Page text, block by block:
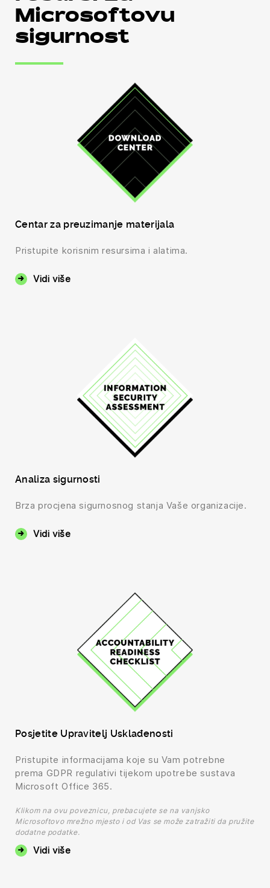
Microsoftovu
sigurnost
Centar za preuzimanje materijala
Pristupite korisnim resursima i alatima.
Vidi više
Analiza sigurnosti
Brza procjena sigurnosnog stanja Vaše organizacije.
Vidi više
Posjetite Upravitelj Usklađenosti
Pristupite informacijama koje su Vam potrebne
prema GDPR regulativi tijekom upotrebe sustava
Microsoft Office 365.
Klikom na ovu poveznicu, prebacujete se na vanjsko
Microsoftovo mrežno mjesto i od Vas se može zatražiti da pružite
dodatne podatke.
Vidi više